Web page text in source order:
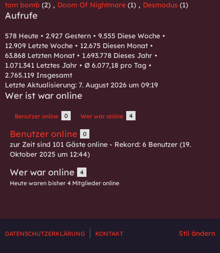
tom bomb (2) Doom Of Nightmare (1) Desmodus (1)
Aufrufe
578 Heute 2.927 Gestern
9.555 Diese Woche
12.909 Letzte Woche
12.675 Diesen Monat
63.868 Letzten Monat
1.693.778 Dieses Jahr
1.071.341 Letztes Jahr
Ø 6.077,18 pro Tag
2.765.119 Insgesamt
Letzte Aktualisierung: 7. August 2026 um 09:19
Wer ist war online
Benutzer online 0 Wer war online 4
Benutzer online 0
zur Zeit sind 101 Gäste online - Rekord: 6 Benutzer (19.
Oktober 2025 um 12:44)
Wer war online
4
Heute waren bisher 4 Mitglieder online
Stil ändern
DATENSCHUTZERKLÄRUNG KONTAKT